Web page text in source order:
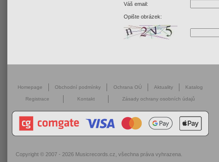
Váš email:
Opište obrázek:
Homepage Obchodní podmínky Ochrana OÚ Aktuality Katalog
Registrace Kontakt Zásady ochrany osobních údajů
Copyright © 2007 - 2026 Musicrecords.cz , všechna práva vyhrazena.